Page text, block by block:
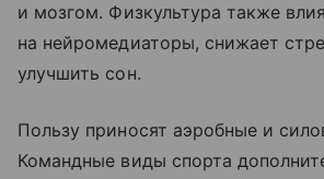
и мозгом. Физкультура также
на нейромедиаторы, снижает
улучшить сон.
Пользу приносят аэробные и
Командные виды спорта